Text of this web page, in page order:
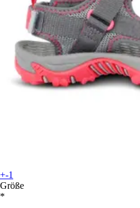
+-1
Größe
*